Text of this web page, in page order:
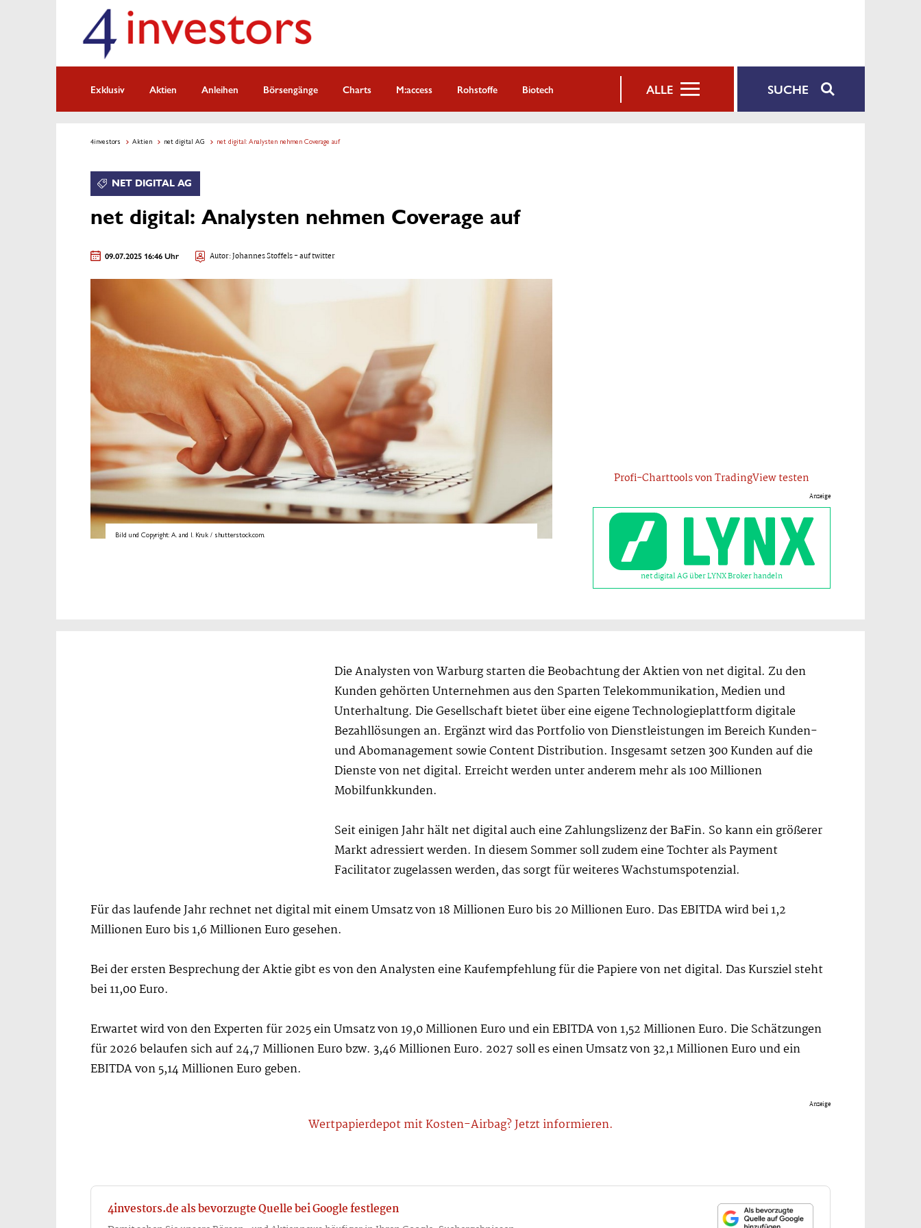
SUCHE
ALLE
Exklusiv Aktien Anleihen Börsengänge Charts M:access Rohstoffe Biotech
4investors Aktien net digital AG net digital: Analysten nehmen Coverage auf
NET DIGITAL AG
net digital: Analysten nehmen Coverage auf
09.07.2025 16:46 Uhr Autor:Johannes Stoffels- auf twitter
Bild und Copyright: A. and I. Kruk / shutterstock.com.
Profi-Charttools von TradingView testen
Anzeige
net digital AG über LYNX Broker handeln
Die Analysten von Warburg starten die Beobachtung der Aktien von net digital. Zu den
Kunden gehörten Unternehmen aus den Sparten Telekommunikation, Medien und
Unterhaltung. Die Gesellschaft bietet über eine eigene Technologieplattform digitale
Bezahllösungen an. Ergänzt wird das Portfolio von Dienstleistungen im Bereich Kunden-
und Abomanagement sowie Content Distribution. Insgesamt setzen 300 Kunden auf die
Dienste von net digital. Erreicht werden unter anderem mehr als 100 Millionen
Mobilfunkkunden.
Seit einigen Jahr hält net digital auch eine Zahlungslizenz der BaFin. So kann ein größerer
Markt adressiert werden. In diesem Sommer soll zudem eine Tochter als Payment
Facilitator zugelassen werden, das sorgt für weiteres Wachstumspotenzial.
Für das laufende Jahr rechnet net digital mit einem Umsatz von 18 Millionen Euro bis 20 Millionen Euro. Das EBITDA wird bei 1,2
Millionen Euro bis 1,6 Millionen Euro gesehen.
Bei der ersten Besprechung der Aktie gibt es von den Analysten eine Kaufempfehlung für die Papiere von net digital. Das Kursziel steht
bei 11,00 Euro.
Erwartet wird von den Experten für 2025 ein Umsatz von 19,0 Millionen Euro und ein EBITDA von 1,52 Millionen Euro. Die Schätzungen
für 2026 belaufen sich auf 24,7 Millionen Euro bzw. 3,46 Millionen Euro. 2027 soll es einen Umsatz von 32,1 Millionen Euro und ein
EBITDA von 5,14 Millionen Euro geben.
Anzeige
Wertpapierdepot mit Kosten-Airbag? Jetzt informieren.
4investors.de als bevorzugte Quelle bei Google festlegen